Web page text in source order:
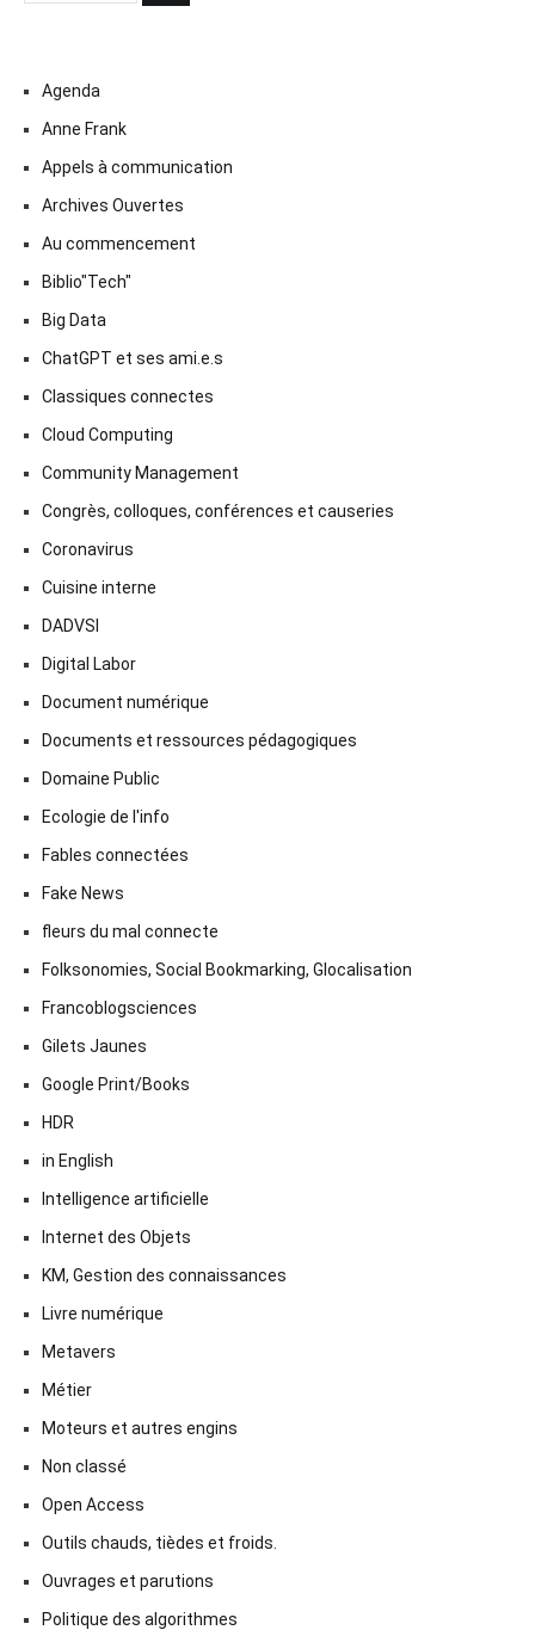
Agenda
Anne Frank
Appels à communication
Archives Ouvertes
Au commencement
Biblio"Tech"
Big Data
ChatGPT et ses ami.e.s
Classiques connectes
Cloud Computing
Community Management
Congrès, colloques, conférences et causeries
Coronavirus
Cuisine interne
DADVSI
Digital Labor
Document numérique
Documents et ressources pédagogiques
Domaine Public
Ecologie de l'info
Fables connectées
Fake News
fleurs du mal connecte
Folksonomies, Social Bookmarking, Glocalisation
Francoblogsciences
Gilets Jaunes
Google Print/Books
HDR
in English
Intelligence artificielle
Internet des Objets
KM, Gestion des connaissances
Livre numérique
Metavers
Métier
Moteurs et autres engins
Non classé
Open Access
Outils chauds, tièdes et froids.
Ouvrages et parutions
Politique des algorithmes